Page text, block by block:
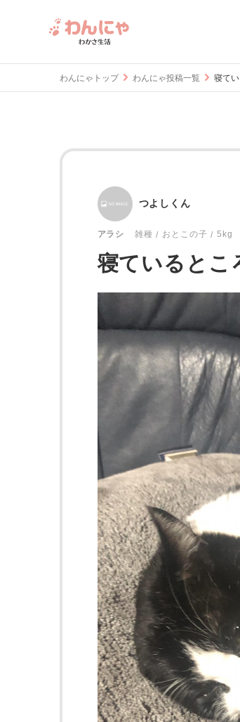
わんにゃトップ わんにゃ投稿一覧 寝て
つよしくん
アラシ 雑種 おとこの子 5kg
寝ているとこ